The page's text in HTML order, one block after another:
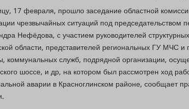
17 февраля, прошло заседание областной
чрезвычайных ситуаций под председательством
Нефёдова, с участием руководителей
области, представителей региональных ГУ МЧС и
коммунальных служб, подрядной организации,
шоссе, и др, на котором был рассмотрен ход
аварии в Красноглинском районе, сообщает